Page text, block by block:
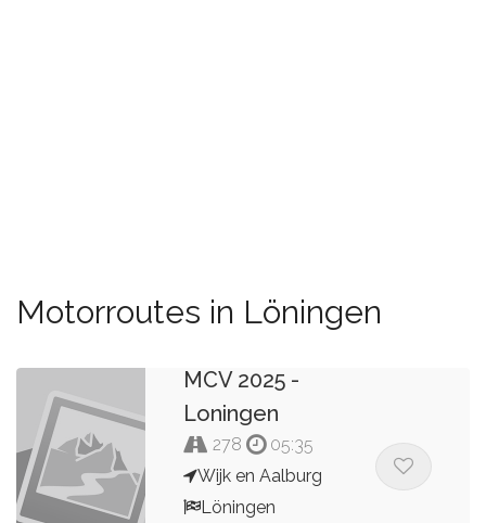
Motorroutes in Löningen
MCV 2025 -
Loningen
278
05:35
Wijk en Aalburg
Löningen